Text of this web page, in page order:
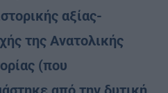
αξίας-
της Ανατολικής
(που